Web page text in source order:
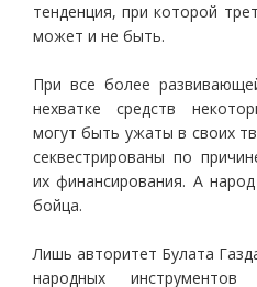
тенденция, при которой
может и не быть.
При все более
нехватке средств
могут быть ужаты в своих
секвестрированы по
их финансирования. А
бойца.
Лишь авторитет Булата
народных инструментов